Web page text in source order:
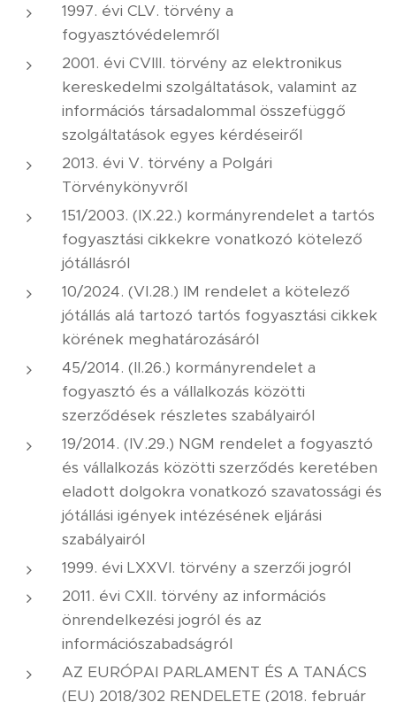
1997. évi CLV. törvény a
fogyasztóvédelemről
2001. évi CVIII. törvény az elektronikus
kereskedelmi szolgáltatások, valamint az
információs társadalommal összefüggő
szolgáltatások egyes kérdéseiről
2013. évi V. törvény a Polgári
Törvénykönyvről
151/2003. (IX.22.) kormányrendelet a tartós
fogyasztási cikkekre vonatkozó kötelező
jótállásról
10/2024. (VI.28.) IM rendelet a kötelező
jótállás alá tartozó tartós fogyasztási cikkek
körének meghatározásáról
45/2014. (II.26.) kormányrendelet a
fogyasztó és a vállalkozás közötti
szerződések részletes szabályairól
19/2014. (IV.29.) NGM rendelet a fogyasztó
és vállalkozás közötti szerződés keretében
eladott dolgokra vonatkozó szavatossági és
jótállási igények intézésének eljárási
szabályairól
1999. évi LXXVI. törvény a szerzői jogról
2011. évi CXII. törvény az információs
önrendelkezési jogról és az
információszabadságról
AZ EURÓPAI PARLAMENT ÉS A TANÁCS
(EU) 2018/302 RENDELETE (2018. február